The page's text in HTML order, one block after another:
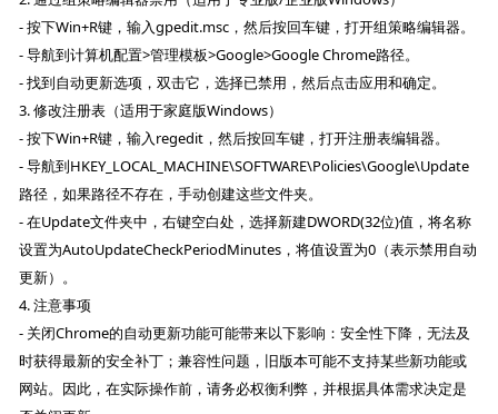
- 按下Win+R键，输入gpedit.msc，然后按回车键，打开组策略编辑器。
- 导航到计算机配置>管理模板>Google>Google Chrome路径。
- 找到自动更新选项，双击它，选择已禁用，然后点击应用和确定。
3. 修改注册表（适用于家庭版Windows）
- 按下Win+R键，输入regedit，然后按回车键，打开注册表编辑器。
- 导航到HKEY_LOCAL_MACHINE\SOFTWARE\Policies\Google\Update
路径，如果路径不存在，手动创建这些文件夹。
- 在Update文件夹中，右键空白处，选择新建DWORD(32位)值，将名称
设置为AutoUpdateCheckPeriodMinutes，将值设置为0（表示禁用自动
更新）。
4. 注意事项
- 关闭Chrome的自动更新功能可能带来以下影响：安全性下降，无法及
时获得最新的安全补丁；兼容性问题，旧版本可能不支持某些新功能或
网站。因此，在实际操作前，请务必权衡利弊，并根据具体需求决定是